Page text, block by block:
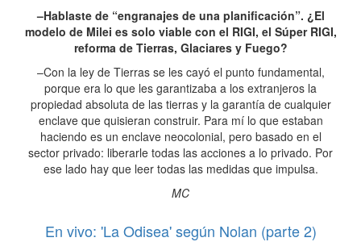
–Hablaste de “engranajes de una planificación”. ¿El
modelo de Milei es solo viable con el RIGI, el Súper RIGI,
reforma de Tierras, Glaciares y Fuego?
–Con la ley de Tierras se les cayó el punto fundamental,
porque era lo que les garantizaba a los extranjeros la
propiedad absoluta de las tierras y la garantía de cualquier
enclave que quisieran construir. Para mí lo que estaban
haciendo es un enclave neocolonial, pero basado en el
sector privado: liberarle todas las acciones a lo privado. Por
ese lado hay que leer todas las medidas que impulsa.
MC
En vivo: 'La Odisea' según Nolan (parte 2)